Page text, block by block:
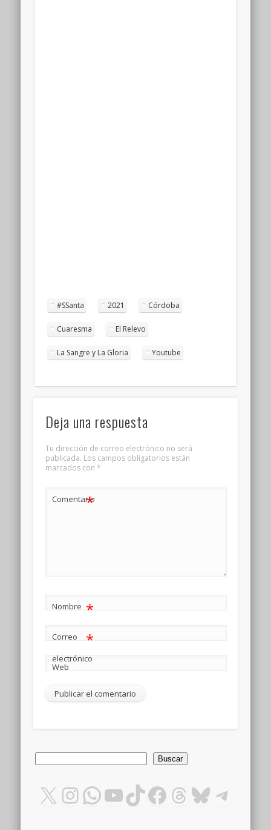
#SSanta 2021 Córdoba
Cuaresma El Relevo
La Sangre y La Gloria Youtube
Deja una respuesta
Tu dirección de correo electrónico no será
publicada. Los campos obligatorios están
marcados con *
Comentario
*
Nombre *
Correo
electrónico
*
Web
Buscar
X Instagram
WhatsApp
YouTube
TikTok
Facebook
Threads
Bluesky